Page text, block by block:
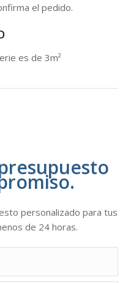
el pedido.
es de 3m²
personalizado para tus
de 24 horas.